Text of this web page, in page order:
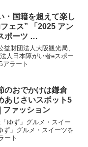
・国籍を超えて楽し
ェス” 「2025 アン
ポーツ …
財団法人大阪観光局、
人日本障がい者eスポー
アラート
のおでかけは鎌倉
あじさいスポット5
ファッション
ゆず」グルメ・スイー
ず」グルメ・スイーツを
ート